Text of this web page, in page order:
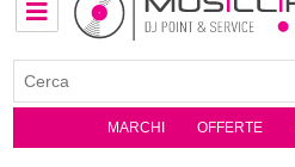
MARCHI OFFERTE